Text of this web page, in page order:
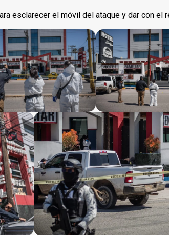
esclarecer el móvil del ataque y dar con el